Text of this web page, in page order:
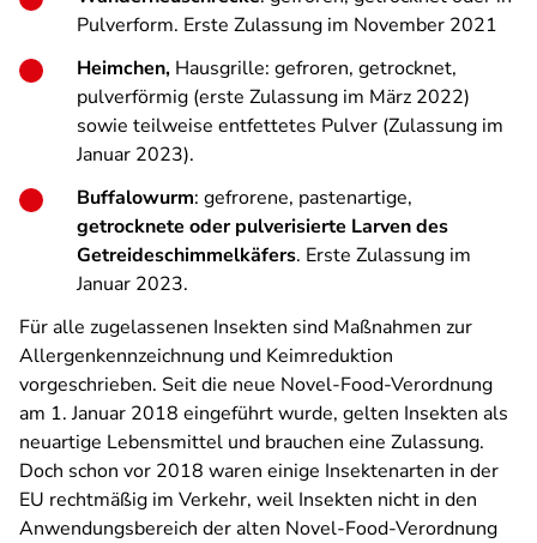
Pulverform. Erste Zulassung im November 2021
Heimchen, Hausgrille: gefroren, getrocknet,
pulverförmig (erste Zulassung im März 2022)
sowie teilweise entfettetes Pulver (Zulassung im
Januar 2023).
Buffalowurm: gefrorene, pastenartige,
getrocknete oder pulverisierte Larven des
Getreideschimmelkäfers. Erste Zulassung im
Januar 2023.
Für alle zugelassenen Insekten sind Maßnahmen zur
Allergenkennzeichnung und Keimreduktion
vorgeschrieben. Seit die neue Novel-Food-Verordnung
am 1. Januar 2018 eingeführt wurde, gelten Insekten als
neuartige Lebensmittel und brauchen eine Zulassung.
Doch schon vor 2018 waren einige Insektenarten in der
EU rechtmäßig im Verkehr, weil Insekten nicht in den
Anwendungsbereich der alten Novel-Food-Verordnung